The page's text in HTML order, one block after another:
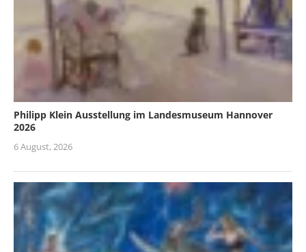
Philipp Klein Ausstellung im Landesmuseum Hannover
2026
6 August, 2026